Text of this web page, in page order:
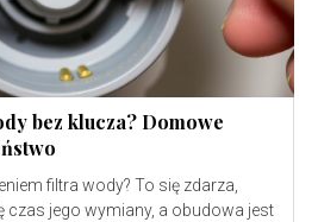
bez klucza? Domowe
filtra wody? To się zdarza,
czas jego wymiany, a obudowa jest